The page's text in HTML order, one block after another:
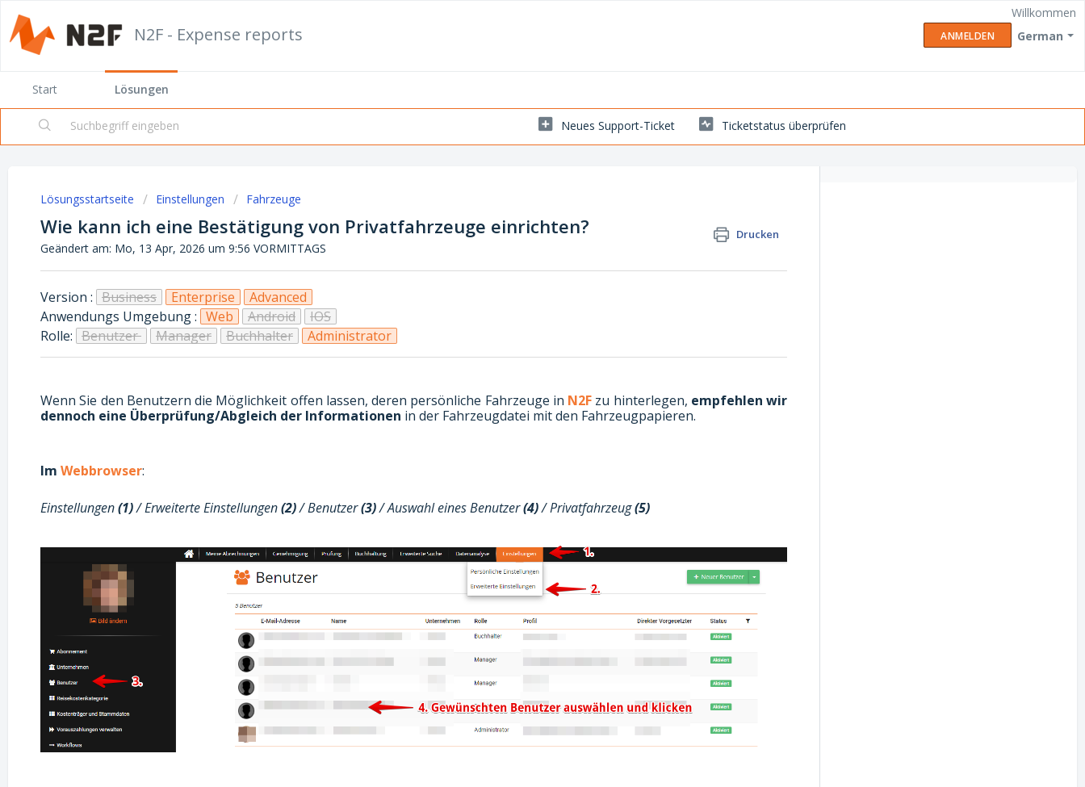
N2F - Expense reports German
Willkommen
ANMELDEN
Start Lösungen
Neues Support-Ticket Ticketstatus überprüfen
Lösungsstartseite Einstellungen Fahrzeuge
Wie kann ich eine Bestätigung von Privatfahrzeuge einrichten? Drucken
Geändert am: Mo, 13 Apr, 2026 um 9:56 VORMITTAGS
Version : Business Enterprise
Advanced
Anwendungs Umgebung : Web Android
IOS
Rolle: Benutzer Manager Buchhalter Administrator
Wenn Sie den Benutzern die Möglichkeit offen lassen, deren persönliche Fahrzeuge in N2F zu hinterlegen, empfehlen wir
dennoch eine Überprüfung/Abgleich der Informationen in der Fahrzeugdatei mit den Fahrzeugpapieren.
Im Webbrowser:
Einstellungen(1)/ Erweiterte Einstellungen(2)/ Benutzer(3)/ Auswahl eines Benutzer(4)/ Privatfahrzeug(5)